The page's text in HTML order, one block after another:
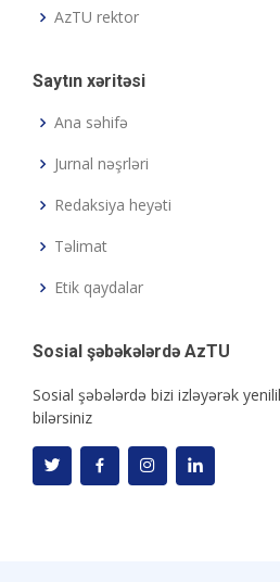
AzTU rektor
Saytın xəritəsi
Ana səhifə
Jurnal nəşrləri
Redaksiya heyəti
Təlimat
Etik qaydalar
Sosial şəbəkələrdə AzTU
Sosial şəbələrdə bizi izləyərək
bilərsiniz